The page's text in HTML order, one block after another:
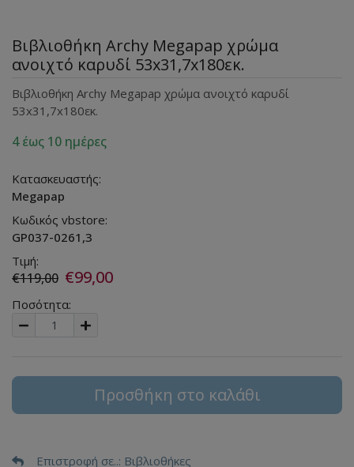
Βιβλιοθήκη Archy Megapap χρώμα
ανοιχτό καρυδί 53x31,7x180εκ.
Βιβλιοθήκη Archy Megapap χρώμα ανοιχτό καρυδί
53x31,7x180εκ.
4 έως 10 ημέρες
Κατασκευαστής:
Megapap
Κωδικός vbstore:
GP037-0261,3
Τιμή:
€119,00 €99,00
Ποσότητα:
Προσθήκη στο καλάθι
Επιστροφή σε..: Βιβλιοθήκες